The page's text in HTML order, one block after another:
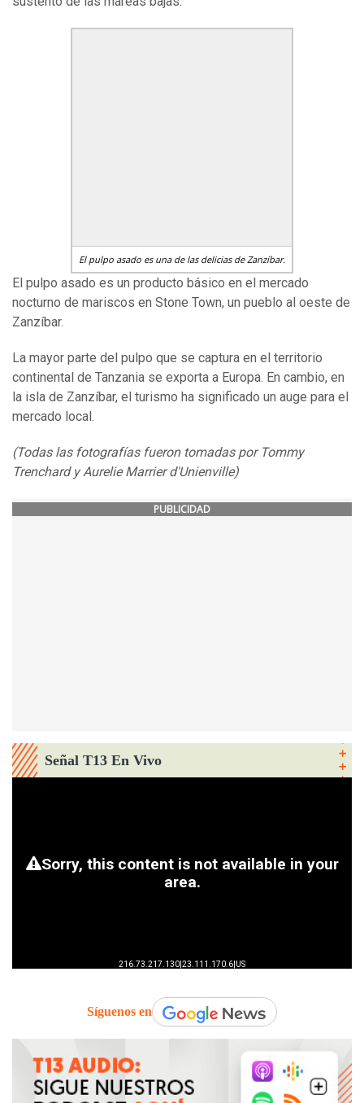
El pulpo asado es una de las delicias de Zanzíbar.
El pulpo asado es un producto básico en el mercado
nocturno de mariscos en Stone Town, un pueblo al oeste de
Zanzíbar.
La mayor parte del pulpo que se captura en el territorio
continental de Tanzania se exporta a Europa. En cambio, en
la isla de Zanzíbar, el turismo ha significado un auge para el
mercado local.
(Todas las fotografías fueron tomadas por Tommy
Trenchard y Aurelie Marrier d'Unienville)
PUBLICIDAD
Señal T13 En Vivo
Síguenos en